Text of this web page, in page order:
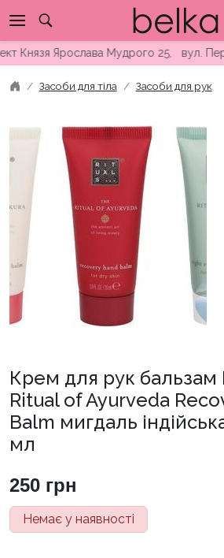
to
contentЯрослава Мудрого 25, вул.
Засоби для тіла Засоби для рук
Крем для рук бальзам
Ritual of Ayurveda
Balm мигдаль
мл
250 грн
Немає у наявності